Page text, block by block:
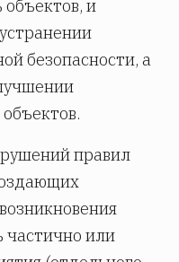
и
безопасности, а
правил
частично или